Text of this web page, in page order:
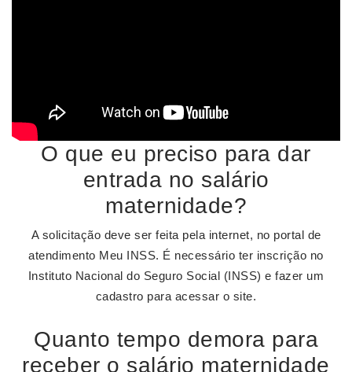
O que eu preciso para dar
entrada no salário
maternidade?
A solicitação deve ser feita pela internet, no portal de
atendimento Meu INSS. É necessário ter inscrição no
Instituto Nacional do Seguro Social (INSS) e fazer um
cadastro para acessar o site.
Quanto tempo demora para
receber o salário maternidade